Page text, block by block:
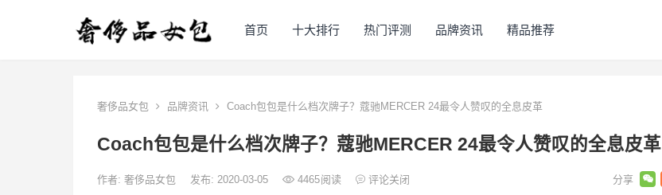
首页 十大排行 热门评测 品牌资讯 精品推荐
奢侈品女包 品牌资讯 Coach包包是什么档次牌子？蔻驰MERCER 24最令人赞叹的全息皮革
Coach包包是什么档次牌子？蔻驰MERCER 24最令人赞叹的全息皮革
作者: 奢侈品女包 发布: 2020-03-05 4465阅读 评论关闭